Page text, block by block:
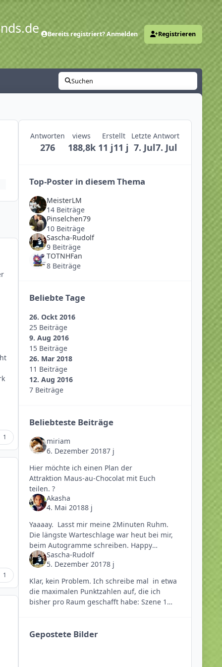
Bereits registriert? Anmelden Registrieren
Suchen
1
1
Antworten
276
views
188,8k
Erstellt
11 j11 j
Letzte Antwort
7. Jul7. Jul
Top-Poster in diesem Thema
MeisterLM
14 Beiträge
Pinselchen79
10 Beiträge
Sascha-Rudolf
9 Beiträge
TOTNHFan
8 Beiträge
Beliebte Tage
26. Ockt 2016
25 Beiträge
9. Aug 2016
15 Beiträge
26. Mar 2018
11 Beiträge
12. Aug 2016
7 Beiträge
Beliebteste Beiträge
miriam
6. Dezember 20187 j
Hier möchte ich einen Plan der
Attraktion Maus-au-Chocolat mit Euch
Akasha
4. Mai 20188 j
Yaaaay. Lasst mir meine 2Minuten Ruhm.
Die längste Warteschlage war heut bei mir,
beim Autogramme schreiben. Happy
WeekendSascha-Rudolf
5. Dezember 20178 j
Klar, kein Problem. Ich schreibe mal in etwa
die maximalen Punktzahlen auf, die ich
bisher pro Raum geschafft habe: Szene 1
Gepostete Bilder